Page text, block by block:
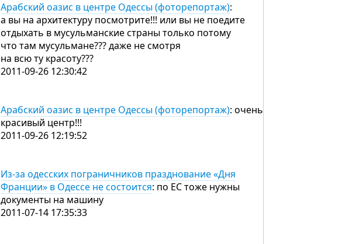
Арабский оазис в центре Одессы (фоторепортаж):
а вы на архитектуру посмотрите!!! или вы не поедите
отдыхать в мусульманские страны только потому
что там мусульмане??? даже не смотря
на всю ту красоту???
2011-09-26 12:30:42
Арабский оазис в центре Одессы (фоторепортаж): очень
красивый центр!!!
2011-09-26 12:19:52
Из-за одесских пограничников празднование «Дня
Франции» в Одессе не состоится: по ЕС тоже нужны
документы на машину
2011-07-14 17:35:33